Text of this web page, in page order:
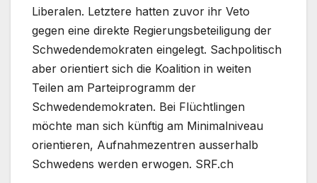
Liberalen. Letztere hatten zuvor ihr Veto
gegen eine direkte Regierungsbeteiligung der
Schwedendemokraten eingelegt. Sachpolitisch
aber orientiert sich die Koalition in weiten
Teilen am Parteiprogramm der
Schwedendemokraten. Bei Flüchtlingen
möchte man sich künftig am Minimalniveau
orientieren, Aufnahmezentren ausserhalb
Schwedens werden erwogen. SRF.ch